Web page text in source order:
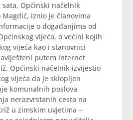
Općinski načelnik
iznio je članovima
o događanjima od
vijeća, o većini kojih
vijeća kao i stanovnici
putem internet
Općinski načelnik izvijestio
vijeća da je sklopljen
komunalnih poslova
nerazvrstanih cesta na
u zimskim uvjetima –